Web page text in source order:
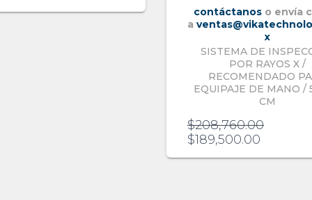
contáctanos o envía
a
x
SISTEMA DE
POR RAYOS X /
RECOMENDADO
EQUIPAJE DE MANO /
CM
$208,760.00
$189,500.00